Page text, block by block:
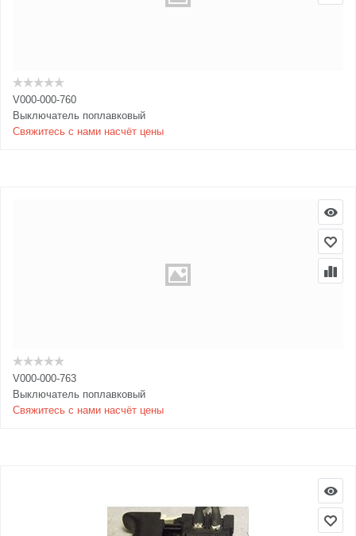
V000-000-760
Выключатель поплавковый
Свяжитесь с нами насчёт цены
V000-000-763
Выключатель поплавковый
Свяжитесь с нами насчёт цены